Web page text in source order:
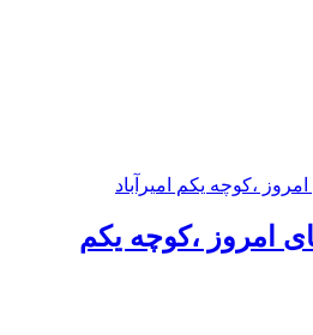
امروز ،کوچه یکم